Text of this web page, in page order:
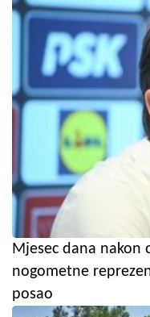
Mjesec dana nakon
nogometne
posao